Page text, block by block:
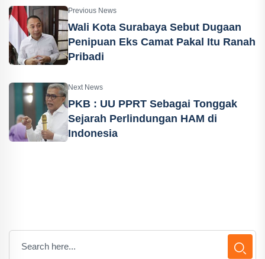
Previous News
Wali Kota Surabaya Sebut Dugaan
Penipuan Eks Camat Pakal Itu Ranah
Pribadi
Next News
PKB : UU PPRT Sebagai Tonggak
Sejarah Perlindungan HAM di
Indonesia